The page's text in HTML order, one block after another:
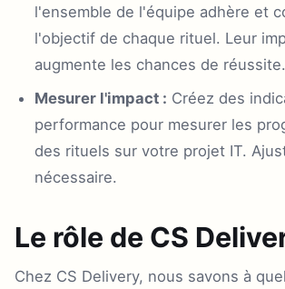
l'ensemble de l'équipe adhère et
l'objectif de chaque rituel. Leur
augmente les chances de réussite.
Mesurer l'impact : Créez des
performance pour mesurer les
des rituels sur votre projet IT.
nécessaire.
Le rôle de CS
Chez CS Delivery, nous savons à